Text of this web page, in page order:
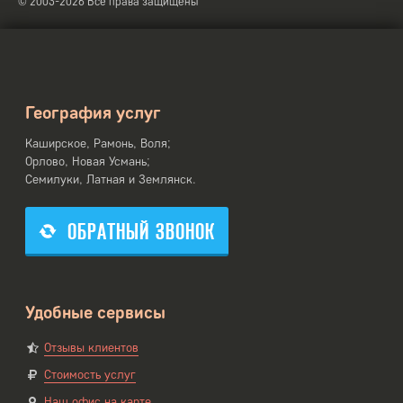
География услуг
Каширское, Рамонь, Воля;
Орлово, Новая Усмань;
Семилуки, Латная и Землянск.
ОБРАТНЫЙ ЗВОНОК
Удобные сервисы
Отзывы клиентов
Стоимость услуг